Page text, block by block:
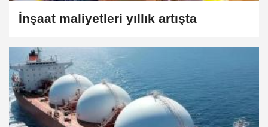
İnşaat maliyetleri yıllık artışta